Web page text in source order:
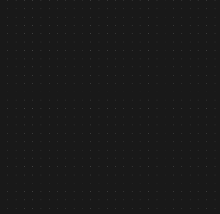
Tin tức February 6, 2026
AI Security asilla - Công nghệ AI nhận diện hành vi
được Chính phủ Nhật Bản ghi nhận
Tìm hiểu